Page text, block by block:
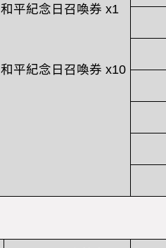
和平紀念日召喚券 x1
和平紀念日召喚券 x10